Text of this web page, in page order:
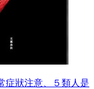
症狀注意、５類人是